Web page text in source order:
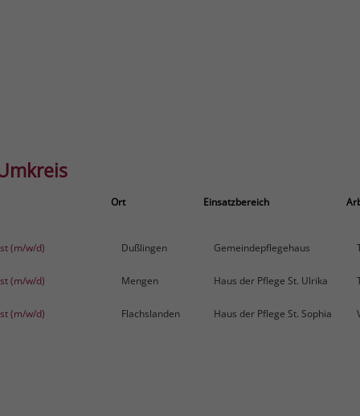
Ort Einsatzbereich
(m/w/d) Dußlingen Gemeindepflegehaus
(m/w/d) Mengen Haus der Pflege St. Ulrika
(m/w/d) Flachslanden Haus der Pflege St. Sophia